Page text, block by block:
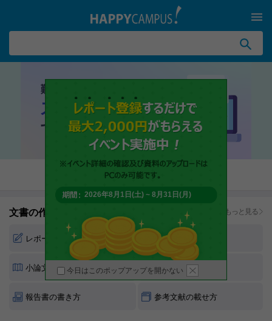
無料会員登録
文書の作成方法 もっと見る
レポートの書き方 論文の書き方
小論文の書き方 読書感想文の書き方
報告書の書き方 参考文献の載せ方
2026年8月1日(土) ~ 8月31日(月)
今日はこのポップアップを開かない